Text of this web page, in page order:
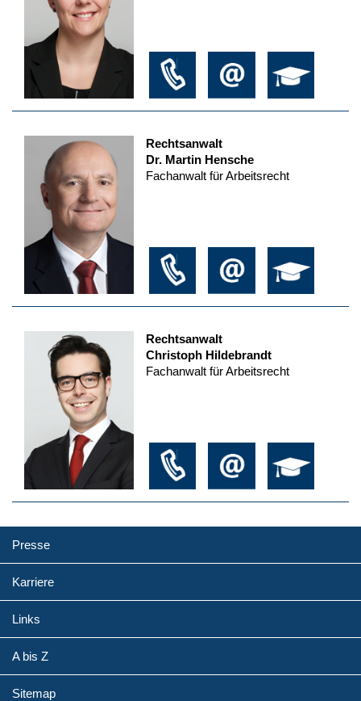
Rechtsanwalt
Dr. Martin Hensche
Fachanwalt für Arbeitsrecht
Rechtsanwalt
Christoph Hildebrandt
Fachanwalt für Arbeitsrecht
Presse
Karriere
Links
A bis Z
Sitemap